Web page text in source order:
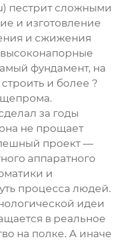
) пестрит сложными
и изготовление
и сжижения
фундамент, на
и более ?
за годы
не прощает
проект —
аппаратного
и
процесса людей.
идеи
в реальное
на полке. А иначе